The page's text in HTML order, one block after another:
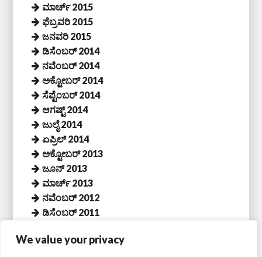
We value your privacy
ಮಾರ್ಚ್ 2015
ಫೆಬ್ರವರಿ 2015
ಜನವರಿ 2015
ಡಿಸೆಂಬರ್ 2014
ನವೆಂಬರ್ 2014
ಅಕ್ಟೋಬರ್ 2014
ಸೆಪ್ಟೆಂಬರ್ 2014
ಆಗಷ್ಟ್ 2014
ಜುಲೈ 2014
ಏಪ್ರಿಲ್ 2014
ಅಕ್ಟೋಬರ್ 2013
ಜೂನ್ 2013
ಮಾರ್ಚ್ 2013
ನವೆಂಬರ್ 2012
ಡಿಸೆಂಬರ್ 2011
ಸೆಪ್ಟೆಂಬರ್ 2011